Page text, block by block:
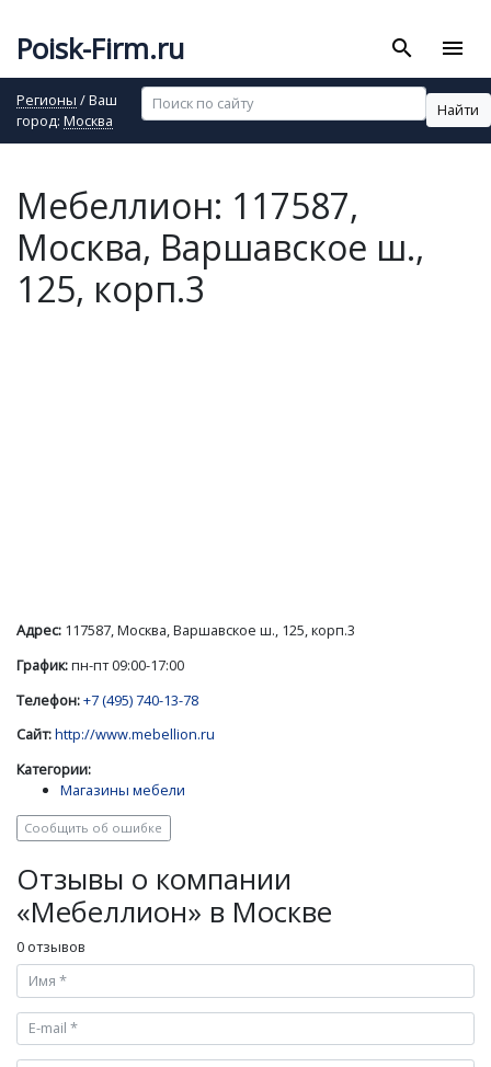
Poisk-Firm.ru search menu
Регионы / Ваш
город: Москва
Найти
Мебеллион: 117587,
Москва, Варшавское ш.,
125, корп.3
Адрес: 117587, Москва, Варшавское ш., 125, корп.3
График:пн-пт 09:00-17:00
Телефон:+7 (495) 740-13-78
Сайт:http://www.mebellion.ru
Категории:
Магазины мебели
Сообщить об ошибке
Отзывы о компании
«Мебеллион» в Москве
0 отзывов